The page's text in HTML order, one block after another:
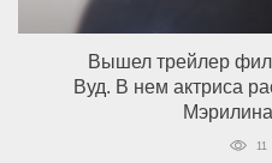
Вышел трейлер
Вуд. В нем актриса